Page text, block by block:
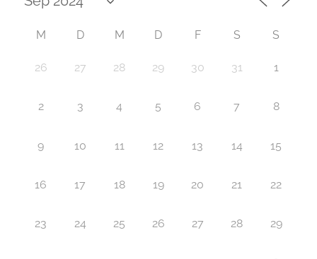
M D M D F S S
26 27 28 29 30 31 1
2 3 4 5 6 7 8
9 10 11 12 13 14 15
16 17 18 19 20 21 22
23 24 25 26 27 28 29